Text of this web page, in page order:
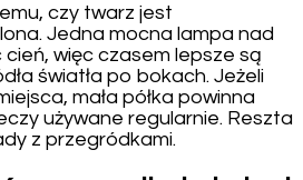
czy twarz jest
Jedna mocna lampa nad
więc czasem lepsze są
światła po bokach. Jeżeli
mała półka powinna
używane regularnie. Reszta
z przegródkami.